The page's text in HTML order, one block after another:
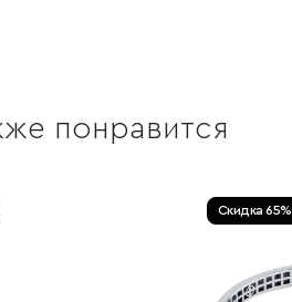
понравится
Скидка 65%